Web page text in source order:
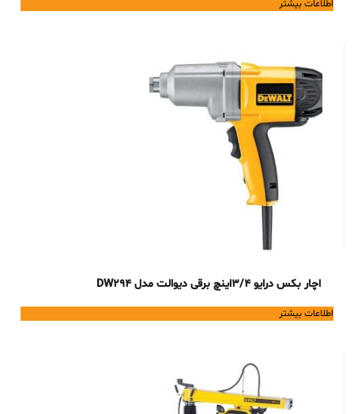
اطلاعات بیشتر
اچار بکس درایو 3/4اینچ برقی دیوالت مدل DW294
اطلاعات بیشتر